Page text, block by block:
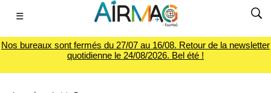
☰
Nos bureaux sont fermés du 27/07 au 16/08. Retour de la newsletter
quotidienne le 24/08/2026. Bel été !